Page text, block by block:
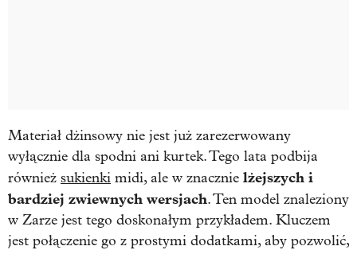
Materiał dżinsowy nie jest już zarezerwowany
wyłącznie dla spodni ani kurtek. Tego lata podbija
również sukienki midi, ale w znacznie lżejszych i
bardziej zwiewnych wersjach. Ten model znaleziony
w Zarze jest tego doskonałym przykładem. Kluczem
jest połączenie go z prostymi dodatkami, aby pozwolić,